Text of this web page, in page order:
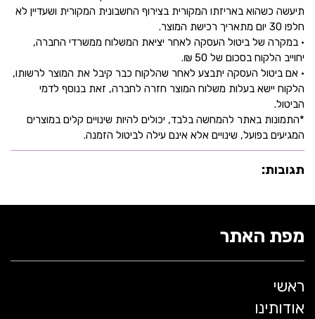
תיעשה כשהוא באריזתו המקורית בצירוף החשבונית המקורית ושעדיין לא
חלפו 30 יום מתאריך רכישת המוצר.
• במקרה של ביטול העסקה לאחר יציאת המשלוח ממשרדי החברה,
יחוייב הלקוח בסכום של 50 ₪.
• אם ביטול העסקה יתבצע לאחר שהלקוח כבר קיבל את המוצר לרשותו,
הלקוח יישא בעלות משלוח המוצר חזרה לחברה, זאת בנוסף לדמי
הביטול.
*התמונות באתר להמחשה בלבד, יכולים להיות שינויים קלים במוצרים
המגיעים בפועל, שינויים אלא אינם עילה לביטול הזמנה.
תגובות:
מפת האתר
ראשי
אודותינו